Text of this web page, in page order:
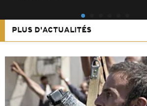
PLUS D'ACTUALITÉS